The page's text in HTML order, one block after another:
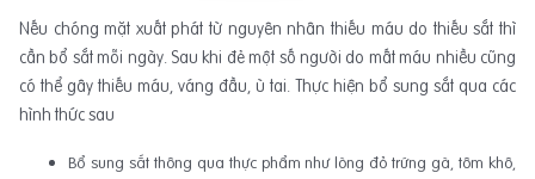
Nếu chóng mặt xuất phát từ nguyên nhân thiếu máu do thiếu sắt thì
cần bổ sắt mỗi ngày. Sau khi đẻ một số người do mất máu nhiều cũng
có thể gây thiếu máu, váng đầu, ù tai. Thực hiện bổ sung sắt qua các
hình thức sau
Bổ sung sắt thông qua thực phẩm như lòng đỏ trứng gà, tôm khô,